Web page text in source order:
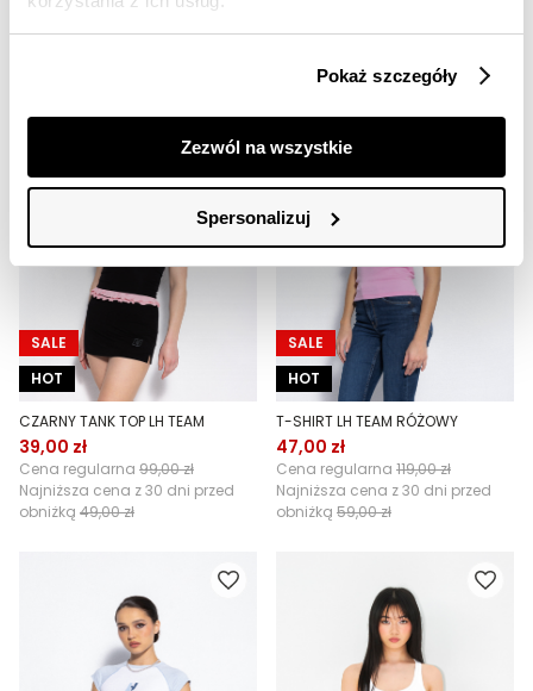
Pokaż szczegóły
Zezwól na wszystkie
Spersonalizuj
Cena regularna 99,00 zł
Najniższa cena z 30 dni przed
Najniższa cena z 30 dni przed
SALE
HOT
CZARNY TANK TOP LH TEAM
39,00 zł
Cena regularna 99,00 zł
Najniższa cena z 30 dni przed
obniżką 49,00 zł
SALE
HOT
T-SHIRT LH TEAM RÓŻOWY
47,00 zł
Cena regularna 119,00 zł
Najniższa cena z 30 dni przed
obniżką 59,00 zł